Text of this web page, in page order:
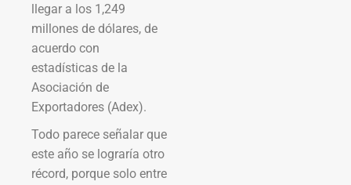
llegar a los 1,249
millones de dólares, de
acuerdo con
estadísticas de la
Asociación de
Exportadores (Adex).
Todo parece señalar que
este año se lograría otro
récord, porque solo entre